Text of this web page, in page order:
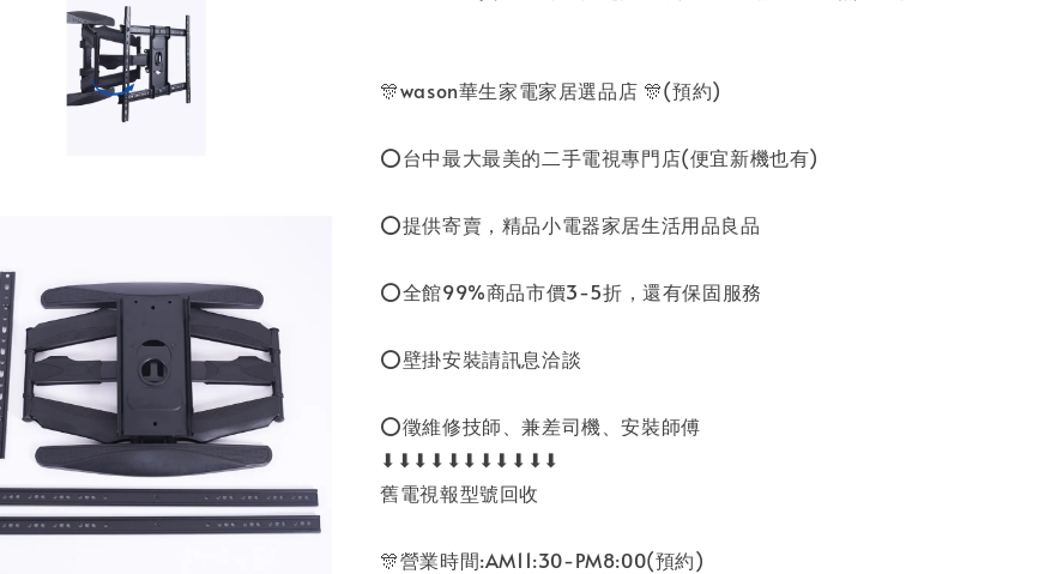
🎊wason華生家電家居選品店 🎊(預約)
⭕台中最大最美的二手電視專門店(便宜新機也有)
⭕提供寄賣，精品小電器家居生活用品良品
⭕全館99%商品市價3-5折，還有保固服務
⭕壁掛安裝請訊息洽談
⭕徵維修技師、兼差司機、安裝師傅
⬇⬇⬇⬇⬇⬇⬇⬇⬇⬇⬇
舊電視報型號回收
🎊營業時間:AM11:30-PM8:00(預約)